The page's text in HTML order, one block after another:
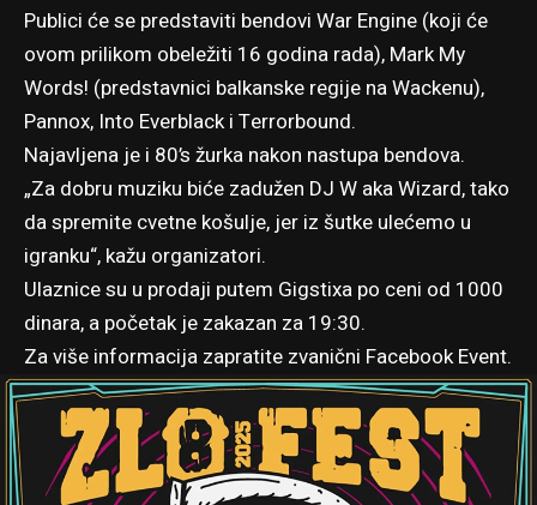
Publici će se predstaviti bendovi War Engine (koji će
ovom prilikom obeležiti 16 godina rada), Mark My
Words! (predstavnici balkanske regije na Wackenu),
Pannox, Into Everblack i Terrorbound.
Najavljena je i 80’s žurka nakon nastupa bendova.
„Za dobru muziku biće zadužen DJ W aka Wizard, tako
da spremite cvetne košulje, jer iz šutke ulećemo u
igranku“, kažu organizatori.
Ulaznice su u prodaji putem Gigstixa po ceni od 1000
dinara, a početak je zakazan za 19:30.
Za više informacija zapratite zvanični Facebook Event.